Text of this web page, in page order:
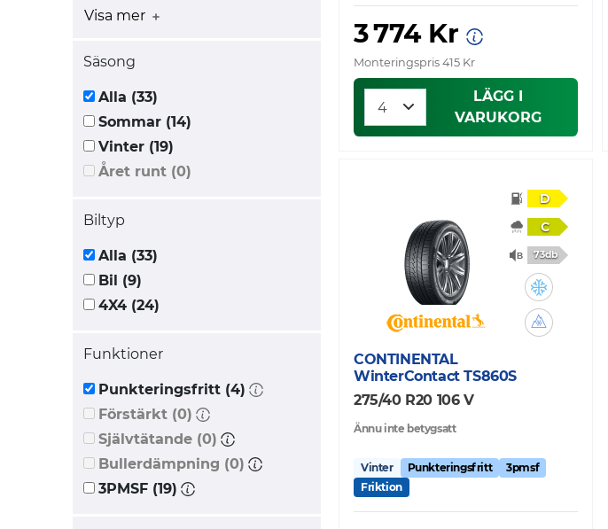
Visa mer
Säsong
Alla (33)
Sommar (14)
Vinter (19)
Året runt (0)
Biltyp
Alla (33)
Bil (9)
4X4 (24)
Funktioner
Punkteringsfritt (4)
Förstärkt (0)
Självtätande (0)
Bullerdämpning (0)
3PMSF (19)
3 774 Kr
Monteringspris 415 Kr
LÄGG I
VARUKORG
D
C
73db
CONTINENTAL
WinterContact TS860S
275/40 R20 106 V
Ännu inte betygsatt
Vinter Punkteringsfritt
3pmsf
Friktion